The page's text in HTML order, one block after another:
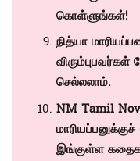
கொள்ளுங்கள்!
நித்யா
செல்லலாம்.
NM Tamil
மாரியப்பனுக்குச்
இங்குள்ள